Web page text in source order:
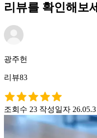
리뷰를 확인해보
광주헌
리뷰83
조회수 23 작성일자